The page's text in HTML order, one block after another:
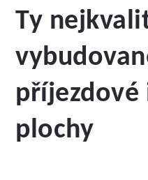
Ty
příjezdové
plochy